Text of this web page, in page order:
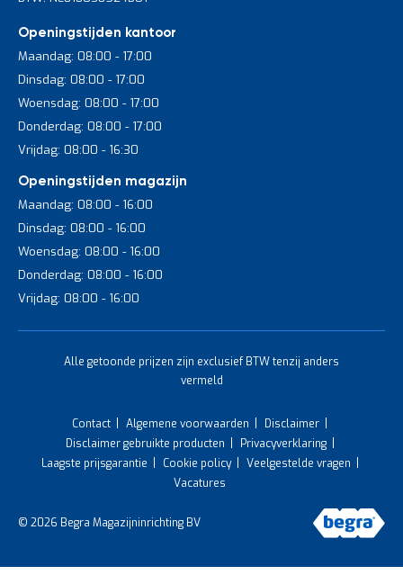
Openingstijden kantoor
Maandag: 08:00 - 17:00
Dinsdag: 08:00 - 17:00
Woensdag: 08:00 - 17:00
Donderdag: 08:00 - 17:00
Vrijdag: 08:00 - 16:30
Openingstijden magazijn
Maandag: 08:00 - 16:00
Dinsdag: 08:00 - 16:00
Woensdag: 08:00 - 16:00
Donderdag: 08:00 - 16:00
Vrijdag: 08:00 - 16:00
Alle getoonde prijzen zijn exclusief BTW tenzij anders
vermeld
Contact Algemene voorwaarden
Disclaimer
Disclaimer gebruikte producten
Privacyverklaring
Laagste prijsgarantie
Cookie policy
Veelgestelde vragen
Vacatures
© 2026 Begra Magazijninrichting BV